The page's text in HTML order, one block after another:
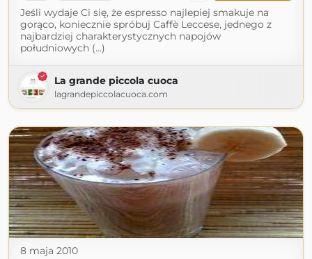
Jeśli wydaje Ci się, że espresso najlepiej smakuje na
gorąco, koniecznie spróbuj Caffè Leccese, jednego z
najbardziej charakterystycznych napojów
południowych (...)
La grande piccola cuoca
lagrandepiccolacuoca.com
8 maja 2010